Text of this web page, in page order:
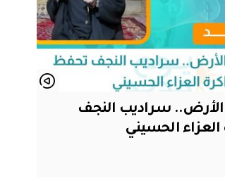
الأرض.. سراديب النجف
الحسيني